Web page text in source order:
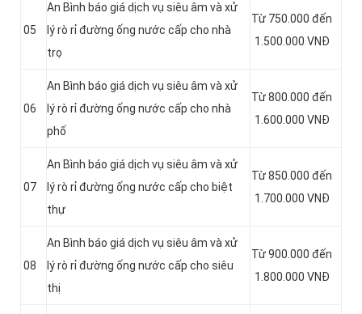
05
An Bình báo giá dịch vụ siêu âm và xử
lý rò rỉ đường ống nước cấp cho nhà
trọ
Từ 750.000 đến
1.500.000 VNĐ
06
An Bình báo giá dịch vụ siêu âm và xử
lý rò rỉ đường ống nước cấp cho nhà
phố
Từ 800.000 đến
1.600.000 VNĐ
07
An Bình báo giá dịch vụ siêu âm và xử
lý rò rỉ đường ống nước cấp cho biệt
thự
Từ 850.000 đến
1.700.000 VNĐ
08
An Bình báo giá dịch vụ siêu âm và xử
lý rò rỉ đường ống nước cấp cho siêu
thị
Từ 900.000 đến
1.800.000 VNĐ